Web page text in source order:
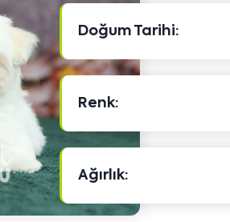
Doğum Tarihi:
Renk:
Ağırlık: